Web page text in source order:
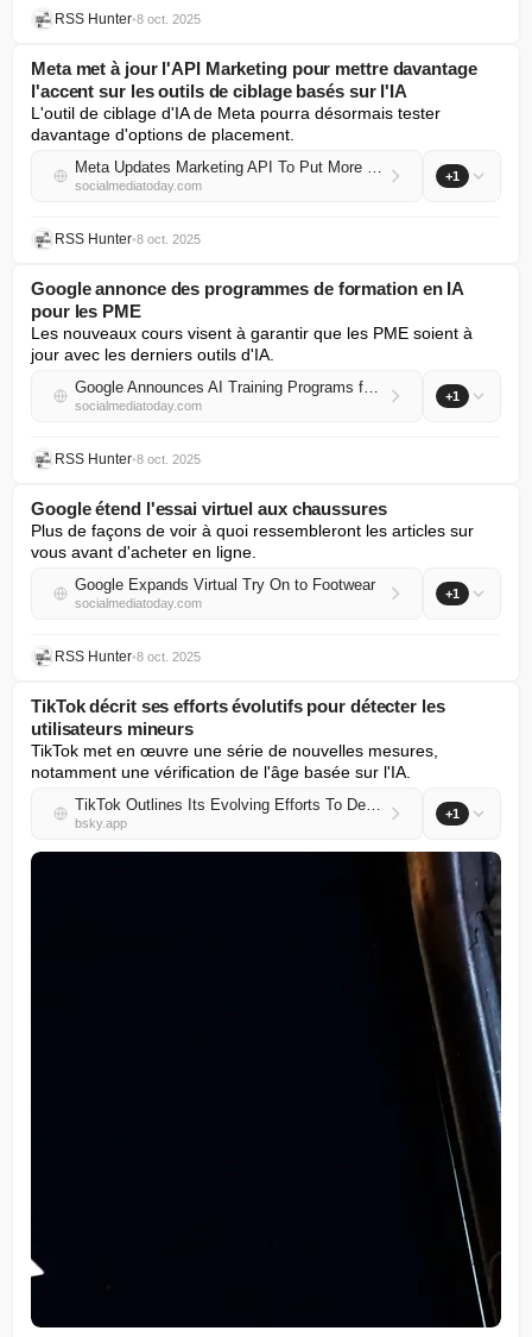
RSS Hunter•8 oct. 2025
Meta met à jour l'API Marketing pour mettre davantage
l'accent sur les outils de ciblage basés sur l'IA
L'outil de ciblage d'IA de Meta pourra désormais tester
davantage d'options de placement.
Meta Updates Marketing API To Put More Focus on AI Targeting Tools
socialmediatoday.com
+1
RSS Hunter•8 oct. 2025
Google annonce des programmes de formation en IA
pour les PME
Les nouveaux cours visent à garantir que les PME soient à
jour avec les derniers outils d'IA.
Google Announces AI Training Programs for SMBs
socialmediatoday.com
+1
RSS Hunter•8 oct. 2025
Google étend l'essai virtuel aux chaussures
Plus de façons de voir à quoi ressembleront les articles sur
vous avant d'acheter en ligne.
Google Expands Virtual Try On to Footwear
socialmediatoday.com
+1
RSS Hunter•8 oct. 2025
TikTok décrit ses efforts évolutifs pour détecter les
utilisateurs mineurs
TikTok met en œuvre une série de nouvelles mesures,
notamment une vérification de l'âge basée sur l'IA.
TikTok Outlines Its Evolving Efforts To Detect Underage Users
bsky.app
+1